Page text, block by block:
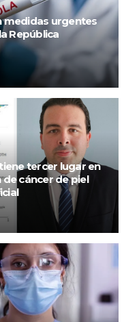
medidas urgentes
República
tercer lugar en
cáncer de piel